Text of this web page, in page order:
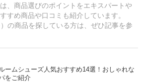
、商品選びのポイントをエキスパートや
すめ商品や口コミも紹介しています。
の商品を探している方は、ぜひ記事を参
ームシューズ人気おすすめ14選！おしゃれな
をご紹介